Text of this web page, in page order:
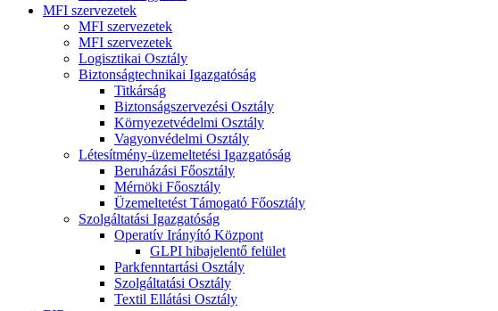
MFI szervezetek
MFI szervezetek
MFI szervezetek
Logisztikai Osztály
Biztonságtechnikai Igazgatóság
Titkárság
Biztonságszervezési Osztály
Környezetvédelmi Osztály
Vagyonvédelmi Osztály
Létesítmény-üzemeltetési Igazgatóság
Beruházási Főosztály
Mérnöki Főosztály
Üzemeltetést Támogató Főosztály
Szolgáltatási Igazgatóság
Operatív Irányító Központ
GLPI hibajelentő felület
Parkfenntartási Osztály
Szolgáltatási Osztály
Textil Ellátási Osztály